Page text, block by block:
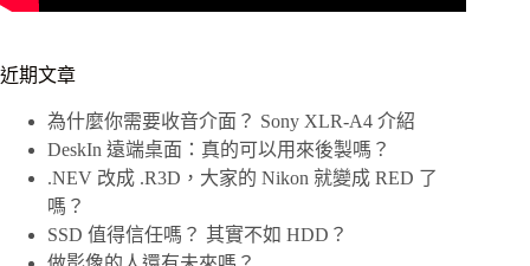
近期文章
為什麼你需要收音介面？ Sony XLR-A4 介紹
DeskIn 遠端桌面：真的可以用來後製嗎？
.NEV 改成 .R3D，大家的 Nikon 就變成 RED 了
嗎？
SSD 值得信任嗎？ 其實不如 HDD？